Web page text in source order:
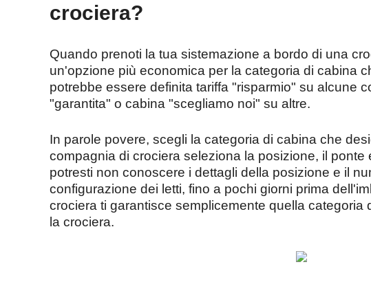
crociera?
Quando prenoti la tua sistemazione a bordo di una
un'opzione più economica per la categoria di cabina
potrebbe essere definita tariffa "risparmio" su alcune
"garantita" o cabina "scegliamo noi" su altre.
In parole povere, scegli la categoria di cabina che
compagnia di crociera seleziona la posizione, il ponte
potresti non conoscere i dettagli della posizione e il
configurazione dei letti, fino a pochi giorni prima
crociera ti garantisce semplicemente quella categoria
la crociera.